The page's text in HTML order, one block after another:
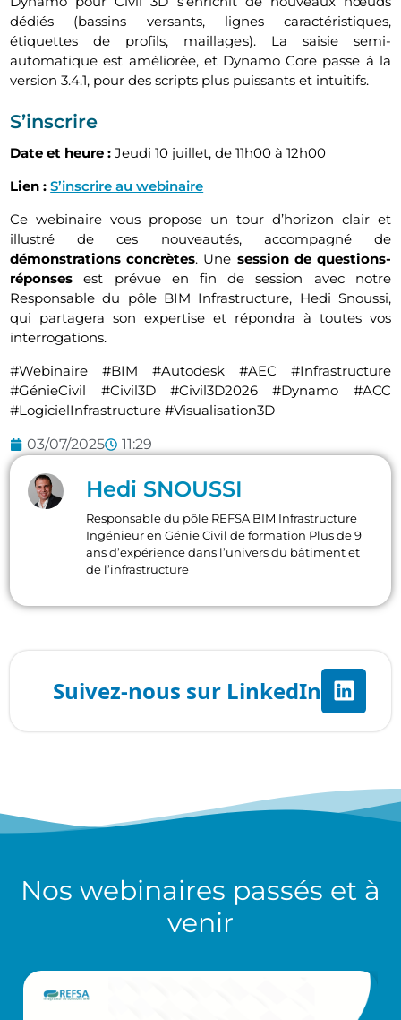
dédiés (bassins versants, lignes caractéristiques,
étiquettes de profils, maillages). La saisie semi-
automatique est améliorée, et Dynamo Core passe à la
version 3.4.1, pour des scripts plus puissants et intuitifs.
S’inscrire
Date et heure : Jeudi 10 juillet, de 11h00 à 12h00
Lien : S’inscrire au webinaire
Ce webinaire vous propose un tour d’horizon clair et
illustré de ces nouveautés, accompagné de
démonstrations concrètes. Une session de questions-
réponses est prévue en fin de session avec notre
Responsable du pôle BIM Infrastructure, Hedi Snoussi,
qui partagera son expertise et répondra à toutes vos
interrogations.
#Webinaire #BIM #Autodesk #AEC #Infrastructure
#GénieCivil #Civil3D #Civil3D2026 #Dynamo #ACC
#LogicielInfrastructure #Visualisation3D
03/07/2025 11:29
Hedi SNOUSSI
Responsable du pôle REFSA BIM Infrastructure
Ingénieur en Génie Civil de formation Plus de 9
ans d’expérience dans l’univers du bâtiment et
de l’infrastructure
Nos webinaires passés et à
venir